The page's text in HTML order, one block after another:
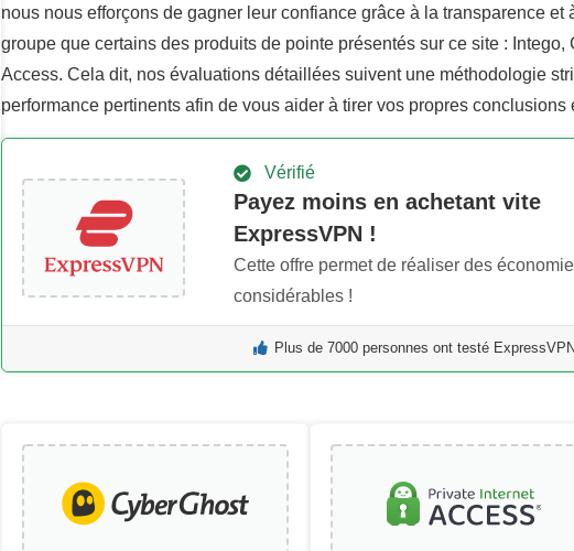
nous nous efforçons de gagner leur confiance grâce à la transparence et
groupe que certains des produits de pointe présentés sur ce site :
Access. Cela dit, nos évaluations détaillées suivent une méthodologie
performance pertinents afin de vous aider à tirer vos propres
Vérifié
Payez moins en achetant vite
ExpressVPN !
Cette offre permet de réaliser des
considérables !
Plus de 7000 personnes ont testé